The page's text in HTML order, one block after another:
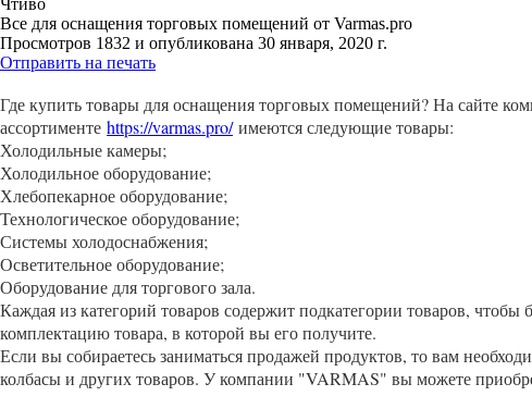
Чтиво
Все для оснащения торговых помещений от Varmas.pro
Просмотров 1832 и опубликована 30 января, 2020 г.
Отправить на печать
Где купить товары для оснащения торговых помещений? На сайте
ассортименте https://varmas.pro/имеются следующие товары:
Холодильные камеры;
Холодильное оборудование;
Хлебопекарное оборудование;
Технологическое оборудование;
Системы холодоснабжения;
Осветительное оборудование;
Оборудование для торгового зала.
Каждая из категорий товаров содержит подкатегории товаров,
комплектацию товара, в которой вы его получите.
Если вы собираетесь заниматься продажей продуктов, то вам
колбасы и других товаров. У компании "VARMAS" вы можете